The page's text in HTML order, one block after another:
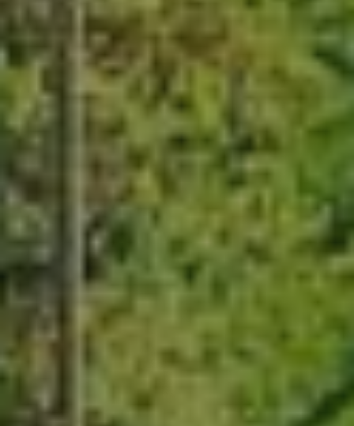
SmartFarmer
NOVASYS GmbH
Güterweg 2
39040 Kurtinig a.d.W.
support@smartfarmer.it
+39 0471 1660116
Whatsapp: